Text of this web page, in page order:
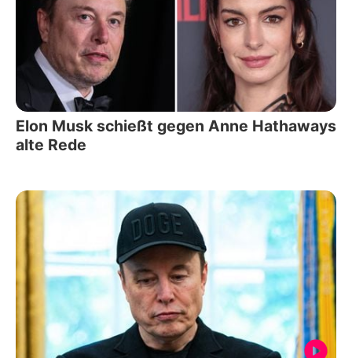
Elon Musk schießt gegen Anne Hathaways
alte Rede